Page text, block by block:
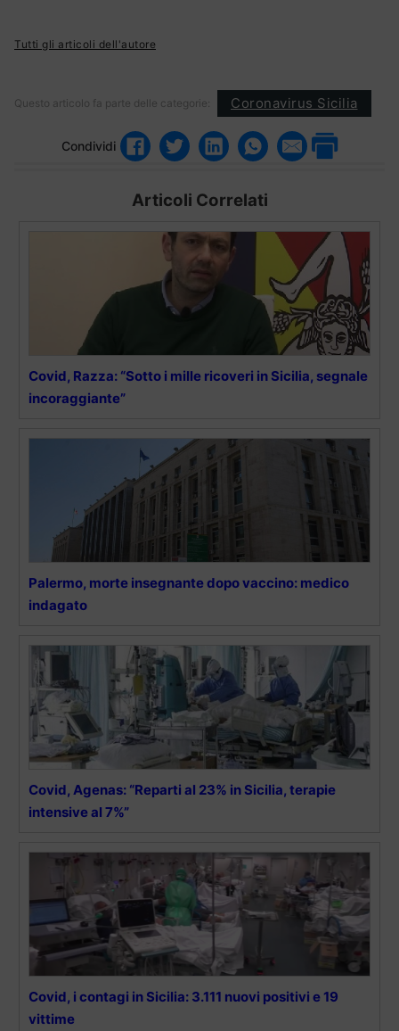
Tutti gli articoli dell'autore
Questo articolo fa parte delle categorie: Coronavirus Sicilia
Condividi
Articoli Correlati
Covid, Razza: “Sotto i mille ricoveri in Sicilia, segnale
incoraggiante”
Palermo, morte insegnante dopo vaccino: medico
indagato
Covid, Agenas: “Reparti al 23% in Sicilia, terapie
intensive al 7%”
Covid, i contagi in Sicilia: 3.111 nuovi positivi e 19
vittime